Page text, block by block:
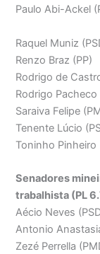
Paulo Abi-Ackel
Raquel Muniz
Renzo Braz (PP)
Rodrigo de
Rodrigo Pacheco
Saraiva Felipe
Tenente Lúcio
Toninho Pinheiro
Senadores
trabalhista (PL
Aécio Neves
Antonio
Zezé Perrella